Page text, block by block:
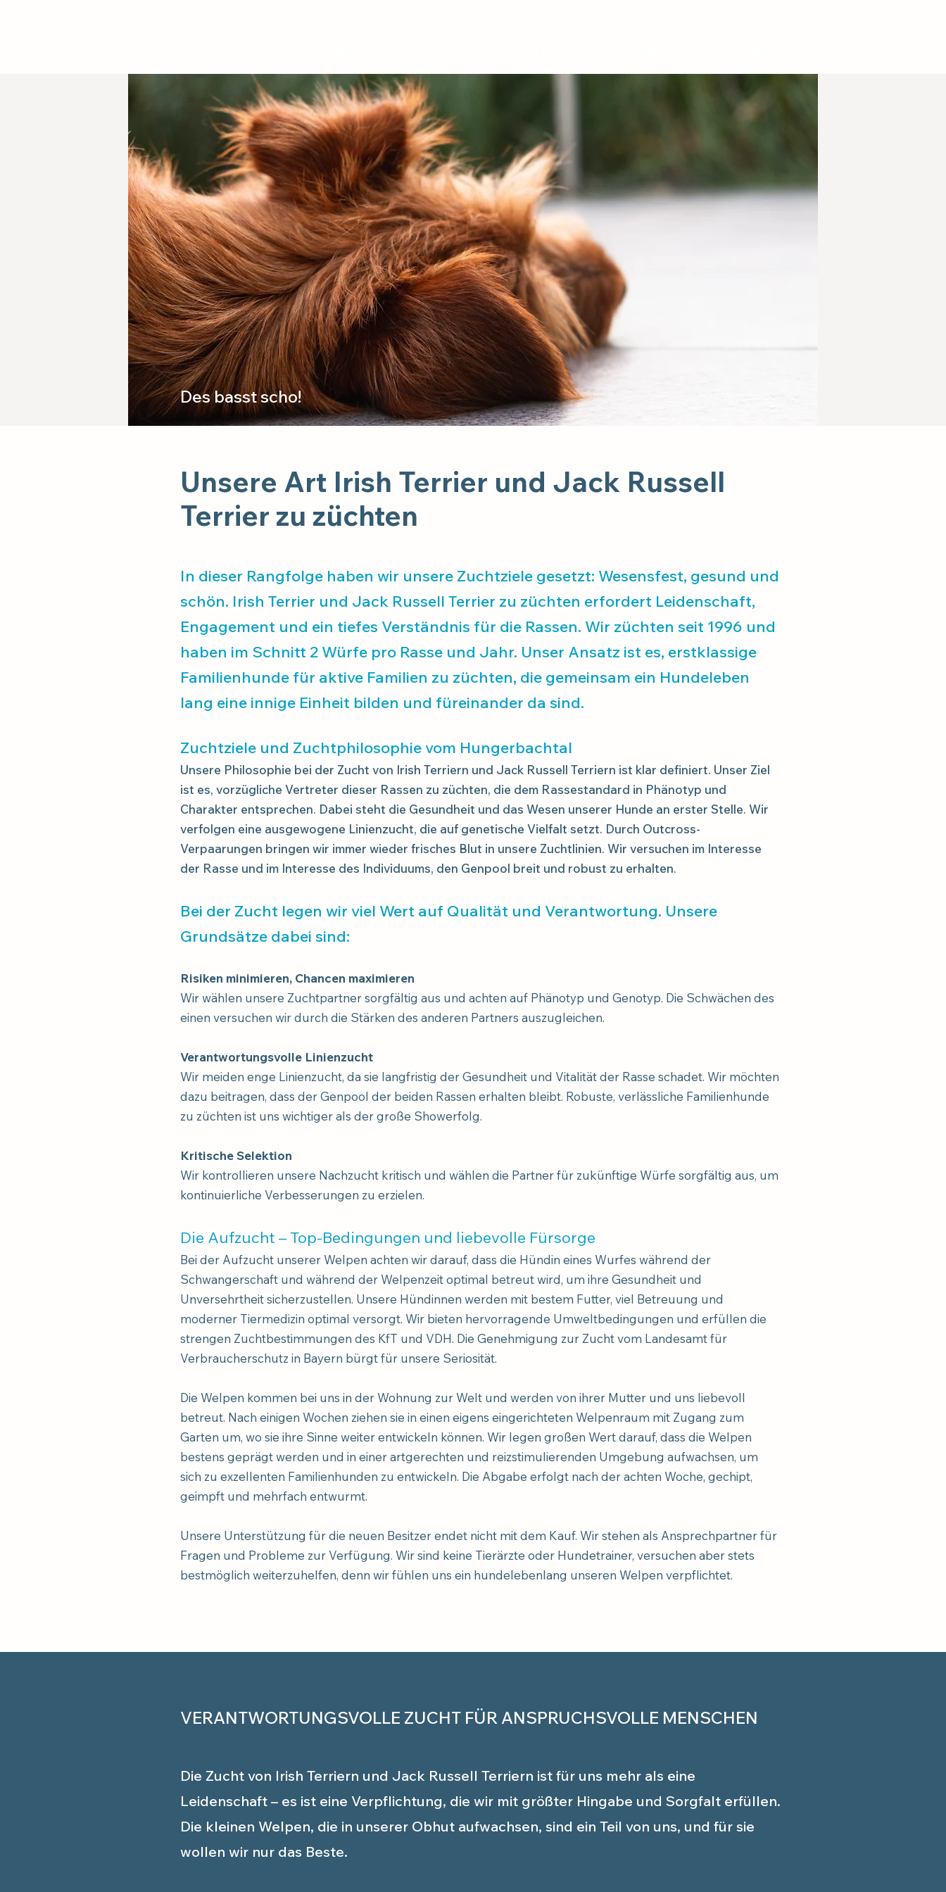
Des basst scho!
Unsere Art Irish Terrier und Jack Russell
Terrier zu züchten
In dieser Rangfolge haben wir unsere Zuchtziele gesetzt: Wesensfest, gesund und
schön. Irish Terrier und Jack Russell Terrier zu züchten erfordert Leidenschaft,
Engagement und ein tiefes Verständnis für die Rassen. Wir züchten seit 1996 und
haben im Schnitt 2 Würfe pro Rasse und Jahr. Unser Ansatz ist es, erstklassige
Familienhunde für aktive Familien zu züchten, die gemeinsam ein Hundeleben
lang eine innige Einheit bilden und füreinander da sind.
Zuchtziele und Zuchtphilosophie vom Hungerbachtal
Unsere Philosophie bei der Zucht von Irish Terriern und Jack Russell Terriern ist klar definiert. Unser Ziel
ist es, vorzügliche Vertreter dieser Rassen zu züchten, die dem Rassestandard in Phänotyp und
Charakter entsprechen. Dabei steht die Gesundheit und das Wesen unserer Hunde an erster Stelle. Wir
verfolgen eine ausgewogene Linienzucht, die auf genetische Vielfalt setzt. Durch Outcross-
Verpaarungen bringen wir immer wieder frisches Blut in unsere Zuchtlinien. Wir versuchen im Interesse
der Rasse und im Interesse des Individuums, den Genpool breit und robust zu erhalten.
Bei der Zucht legen wir viel Wert auf Qualität und Verantwortung. Unsere
Grundsätze dabei sind:
Risiken minimieren, Chancen maximieren
Wir wählen unsere Zuchtpartner sorgfältig aus und achten auf Phänotyp und Genotyp. Die Schwächen des
einen versuchen wir durch die Stärken des anderen Partners auszugleichen.
Verantwortungsvolle Linienzucht
Wir meiden enge Linienzucht, da sie langfristig der Gesundheit und Vitalität der Rasse schadet. Wir möchten
dazu beitragen, dass der Genpool der beiden Rassen erhalten bleibt. Robuste, verlässliche Familienhunde
zu züchten ist uns wichtiger als der große Showerfolg.
Kritische Selektion
Wir kontrollieren unsere Nachzucht kritisch und wählen die Partner für zukünftige Würfe sorgfältig aus, um
kontinuierliche Verbesserungen zu erzielen.
Die Aufzucht – Top-Bedingungen und liebevolle Fürsorge
Bei der Aufzucht unserer Welpen achten wir darauf, dass die Hündin eines Wurfes während der
Schwangerschaft und während der Welpenzeit optimal betreut wird, um ihre Gesundheit und
Unversehrtheit sicherzustellen. Unsere Hündinnen werden mit bestem Futter, viel Betreuung und
moderner Tiermedizin optimal versorgt. Wir bieten hervorragende Umweltbedingungen und erfüllen die
strengen Zuchtbestimmungen des KfT und VDH. Die Genehmigung zur Zucht vom Landesamt für
Verbraucherschutz in Bayern bürgt für unsere Seriosität.
Die Welpen kommen bei uns in der Wohnung zur Welt und werden von ihrer Mutter und uns liebevoll
betreut. Nach einigen Wochen ziehen sie in einen eigens eingerichteten Welpenraum mit Zugang zum
Garten um, wo sie ihre Sinne weiter entwickeln können. Wir legen großen Wert darauf, dass die Welpen
bestens geprägt werden und in einer artgerechten und reizstimulierenden Umgebung aufwachsen, um
sich zu exzellenten Familienhunden zu entwickeln. Die Abgabe erfolgt nach der achten Woche, gechipt,
geimpft und mehrfach entwurmt.
Unsere Unterstützung für die neuen Besitzer endet nicht mit dem Kauf. Wir stehen als Ansprechpartner für
Fragen und Probleme zur Verfügung. Wir sind keine Tierärzte oder Hundetrainer, versuchen aber stets
bestmöglich weiterzuhelfen, denn wir fühlen uns ein hundelebenlang unseren Welpen verpflichtet.
VERANTWORTUNGSVOLLE ZUCHT FÜR ANSPRUCHSVOLLE MENSCHEN
Die Zucht von Irish Terriern und Jack Russell Terriern ist für uns mehr als eine
Leidenschaft – es ist eine Verpflichtung, die wir mit größter Hingabe und Sorgfalt erfüllen.
Die kleinen Welpen, die in unserer Obhut aufwachsen, sind ein Teil von uns, und für sie
wollen wir nur das Beste.